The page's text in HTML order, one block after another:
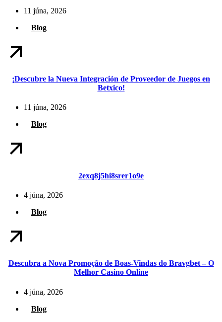
11 júna, 2026
Blog
¡Descubre la Nueva Integración de Proveedor de Juegos en
Betxico!
11 júna, 2026
Blog
2exq8j5hi8srer1o9e
4 júna, 2026
Blog
Descubra a Nova Promoção de Boas-Vindas do Bravgbet – O
Melhor Casino Online
4 júna, 2026
Blog